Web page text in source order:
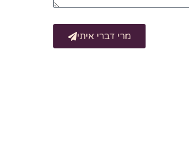
מרי דברי איתי